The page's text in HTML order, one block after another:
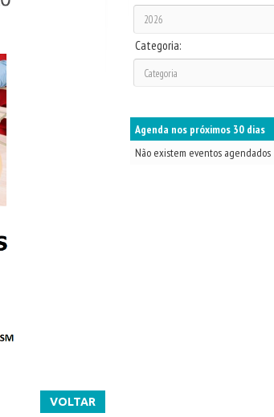
VOLTAR
Categoria:
Agenda nos próximos 30 dias
Não existem eventos agendados